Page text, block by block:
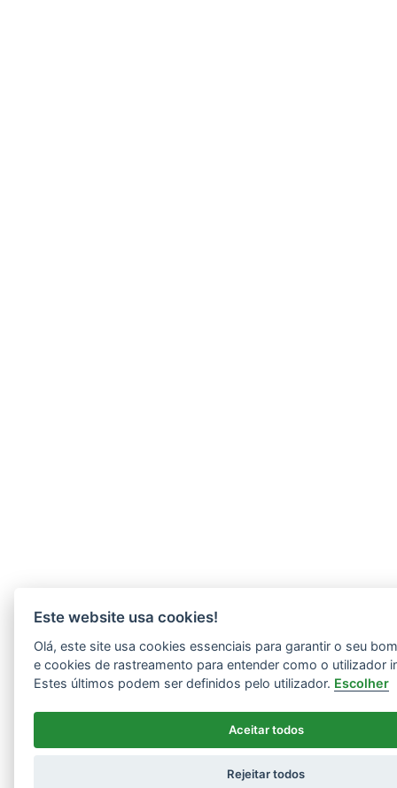
Este website usa cookies!
Olá, este site usa cookies essenciais para garantir o seu
e cookies de rastreamento para entender como o utilizador
Estes últimos podem ser definidos pelo utilizador. Escolher
Aceitar todos
Rejeitar todos